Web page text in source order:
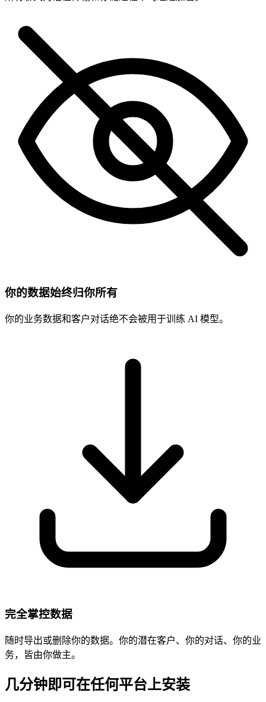
你的数据始终归你所有
你的业务数据和客户对话绝不会被用于训练 AI 模型。
完全掌控数据
随时导出或删除你的数据。你的潜在客户、你的对话、你的业
务，皆由你做主。
几分钟即可在任何平台上安装